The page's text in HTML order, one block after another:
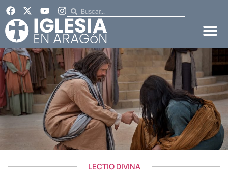
LECTIO DIVINA